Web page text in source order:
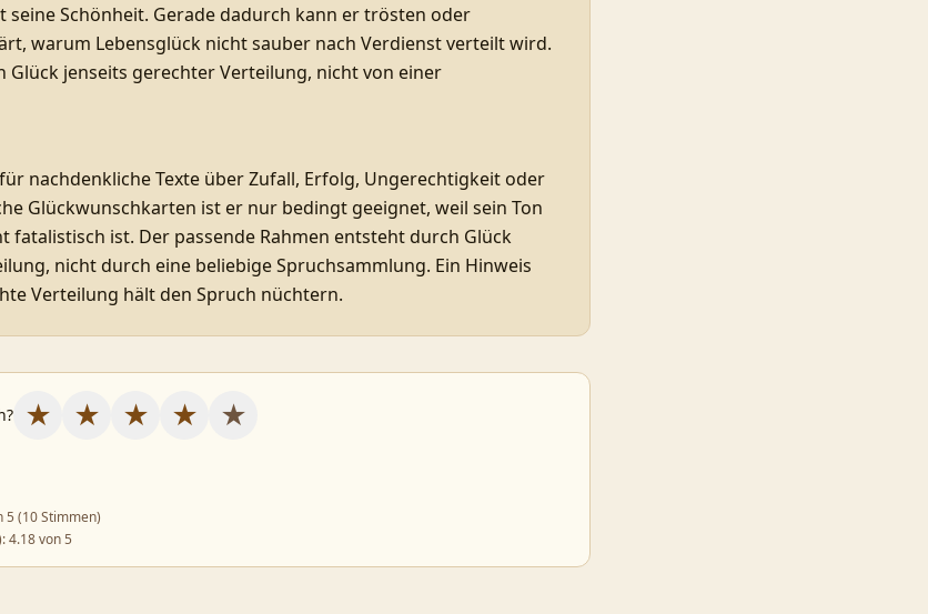
seine Schönheit. Gerade dadurch kann er trösten oder
warum Lebensglück nicht sauber nach Verdienst verteilt wird.
Glück jenseits gerechter Verteilung, nicht von einer
nachdenkliche Texte über Zufall, Erfolg, Ungerechtigkeit oder
Glückwunschkarten ist er nur bedingt geeignet, weil sein Ton
fatalistisch ist. Der passende Rahmen entsteht durch Glück
nicht durch eine beliebige Spruchsammlung. Ein Hinweis
Verteilung hält den Spruch nüchtern.
★ ★ ★ ★ ★
5 (10 Stimmen)
4.18von 5